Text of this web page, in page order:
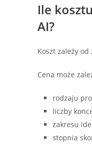
Ile
AI?
Koszt zależy
Cena może
rodzaju
liczby
zakresu
stopnia